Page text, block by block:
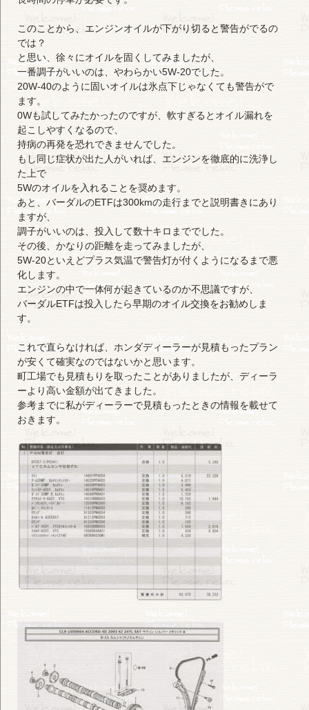
このことから、エンジンオイルが下がり切ると警告がでるの
では？
と思い、徐々にオイルを固くしてみましたが、
一番調子がいいのは、やわらかい5W-20でした。
20W-40のように固いオイルは氷点下じゃなくても警告がで
ます。
0Wも試してみたかったのですが、軟すぎるとオイル漏れを
起こしやすくなるので、
持病の再発を恐れできませんでした。
もし同じ症状が出た人がいれば、エンジンを徹底的に洗浄し
た上で
5Wのオイルを入れることを奨めます。
あと、バーダルのETFは300kmの走行までと説明書きにあり
ますが、
調子がいいのは、投入して数十キロまででした。
その後、かなりの距離を走ってみましたが、
5W-20といえどプラス気温で警告灯が付くようになるまで悪
化します。
エンジンの中で一体何が起きているのか不思議ですが、
バーダルETFは投入したら早期のオイル交換をお勧めしま
す。
これで直らなければ、ホンダディーラーが見積もったプラン
が安くて確実なのではないかと思います。
町工場でも見積もりを取ったことがありましたが、ディーラ
ーより高い金額が出てきました。
参考までに私がディーラーで見積もったときの情報を載せて
おきます。